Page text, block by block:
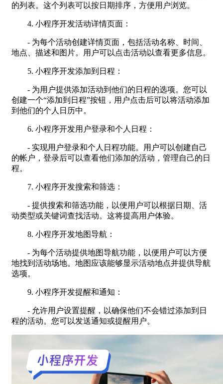
的列表。这个列表可以按日期排序，方便用户浏览。
4. 小程序开发活动详情页面：
- 为每个活动创建详情页面，包括活动名称、时间、
地点、描述和图片。用户可以点击活动以查看更多信息。
5. 小程序开发添加到日程：
- 为用户提供添加活动到他们的日程的选项。您可以
创建一个“添加到日程”按钮，用户点击后可以将活动添加
到他们的个人日历中。
6. 小程序开发用户登录和个人日程：
- 实现用户登录和个人日程功能。用户可以创建自己
的帐户，登录后可以查看他们添加的活动，管理自己的日
程。
7. 小程序开发搜索和筛选：
- 提供搜索和筛选功能，以便用户可以根据日期、活
动类型或关键词查找活动。这将提高用户体验。
8. 小程序开发地图导航：
- 为每个活动提供地图导航功能，以便用户可以方便
地找到活动场地。地图应该能够显示活动地点并提供导航
选项。
9. 小程序开发提醒和通知：
- 允许用户设置提醒，以确保他们不会错过添加到日
程的活动。您可以发送通知或提醒用户。